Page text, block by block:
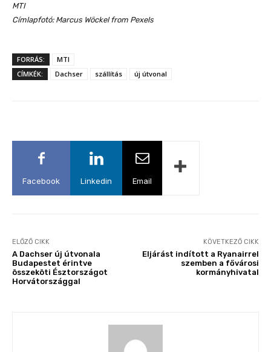
MTI
Címlapfotó: Marcus Wöckelfrom Pexels
FORRÁS:
MTI
CÍMKÉK:
Dachser szállítás új útvonal
Facebook Linkedin Email
ELŐZŐ CIKK
A Dachser új útvonala
Budapestet érintve
összeköti Észtországot
Horvátországgal
KÖVETKEZŐ CIKK
Eljárást indított a Ryanairrel
szemben a fővárosi
kormányhivatal